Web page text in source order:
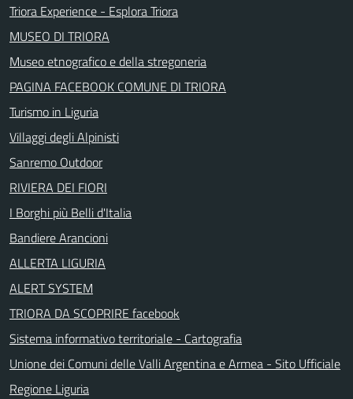
Triora Experience - Esplora Triora
MUSEO DI TRIORA
Museo etnografico e della stregoneria
PAGINA FACEBOOK COMUNE DI TRIORA
Turismo in Liguria
Villaggi degli Alpinisti
Sanremo Outdoor
RIVIERA DEI FIORI
I Borghi più Belli d'Italia
Bandiere Arancioni
ALLERTA LIGURIA
ALERT SYSTEM
TRIORA DA SCOPRIRE facebook
Sistema informativo territoriale - Cartografia
Unione dei Comuni delle Valli Argentina e Armea - Sito Ufficiale
Regione Liguria